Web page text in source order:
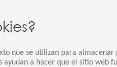
que se utilizan para
ayudan a hacer que el sitio